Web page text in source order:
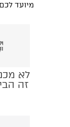
מיועד
לא
זה